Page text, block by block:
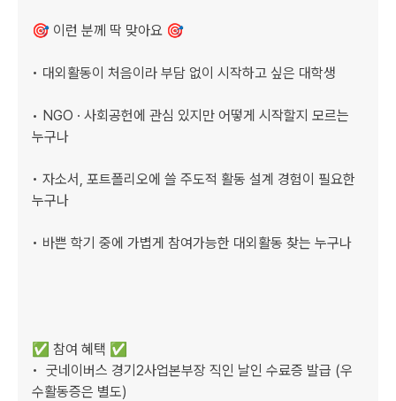
🎯 이런 분께 딱 맞아요 🎯
• 대외활동이 처음이라 부담 없이 시작하고 싶은 대학생
• NGO · 사회공헌에 관심 있지만 어떻게 시작할지 모르는
누구나
• 자소서, 포트폴리오에 쓸 주도적 활동 설계 경험이 필요한
누구나
• 바쁜 학기 중에 가볍게 참여가능한 대외활동 찾는 누구나
✅ 참여 혜택 ✅
•  굿네이버스 경기2사업본부장 직인 날인 수료증 발급 (우
수활동증은 별도)